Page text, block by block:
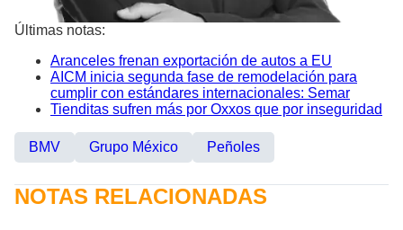
Últimas notas:
Aranceles frenan exportación de autos a EU
AICM inicia segunda fase de remodelación para
cumplir con estándares internacionales: Semar
Tienditas sufren más por Oxxos que por inseguridad
BMV Grupo México Peñoles
NOTAS RELACIONADAS